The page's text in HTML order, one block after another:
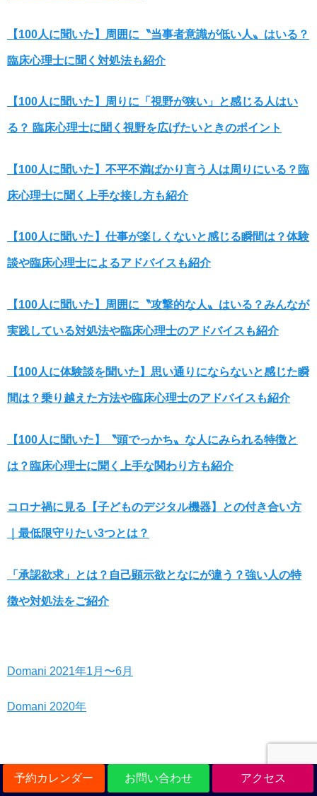
予約カレンダー お問い合わせ アクセス
【100人に聞いた】周囲に〝当事者意識が低い人〟はいる？
臨床心理士に聞く対処法も紹介
【100人に聞いた】周りに「視野が狭い」と感じる人はい
る？ 臨床心理士に聞く視野を広げたいときのポイント
【100人に聞いた】不平不満ばかり言う人は周りにいる？臨
床心理士に聞く上手な接し方も紹介
【100人に聞いた】仕事が楽しくないと感じる瞬間は？体験
談や臨床心理士によるアドバイスも紹介
【100人に聞いた】周囲に〝攻撃的な人〟はいる？みんなが
実践している対処法や臨床心理士のアドバイスも紹介
【100人に体験談を聞いた】思い通りにならないと感じた瞬
間は？乗り越えた方法や臨床心理士のアドバイスも紹介
【100人に聞いた】〝頭でっかち〟な人にみられる特徴と
は？臨床心理士に聞く上手な関わり方も紹介
コロナ禍に見る【子どものデジタル機器】との付き合い方
｜最低限守りたい3つとは？
「承認欲求」とは？自己顕示欲となにが違う？強い人の特
徴や対処法をご紹介
Domani 2021年1月〜6月
Domani 2020年
ザ・ビューレック（美容業界紙）